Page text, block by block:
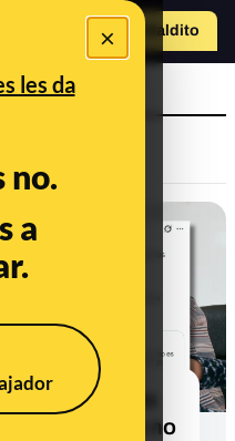
×
les da
no.
a
Hazte Maldito
Social es
el Gobierno no